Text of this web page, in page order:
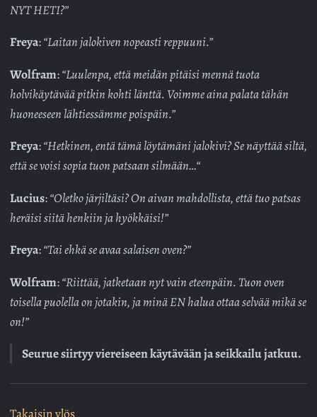
NYT HETI?”
Freya:“Laitan jalokiven nopeasti reppuuni.”
Wolfram:“Luulenpa, että meidän pitäisi mennä tuota
holvikäytävää pitkin kohti länttä. Voimme aina palata tähän
huoneeseen lähtiessämme poispäin.”
Freya:“Hetkinen, entä tämä löytämäni jalokivi? Se näyttää siltä,
että se voisi sopia tuon patsaan silmään…“
Lucius:“Oletko järjiltäsi? On aivan mahdollista, että tuo patsas
heräisi siitä henkiin ja hyökkäisi!”
Freya:“Tai ehkä se avaa salaisen oven?”
Wolfram:“Riittää, jatketaan nyt vain eteenpäin. Tuon oven
toisella puolella on jotakin, ja minä EN halua ottaa selvää mikä se
on!”
Seurue siirtyy viereiseen käytävään ja seikkailu jatkuu.
Takaisin ylös